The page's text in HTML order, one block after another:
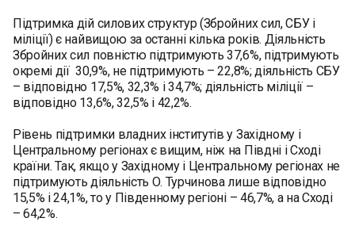
Підтримка дій силових структур (Збройних сил, СБУ і
міліції) є найвищою за останні кілька років. Діяльність
Збройних сил повністю підтримують 37,6%, підтримують
окремі дії 30,9%, не підтримують – 22,8%; діяльність СБУ
– відповідно 17,5%, 32,3% і 34,7%; діяльність міліції –
відповідно 13,6%, 32,5% і 42,2%.
Рівень підтримки владних інститутів у Західному і
Центральному регіонах є вищим, ніж на Півдні і Сході
країни. Так, якщо у Західному і Центральному регіонах не
підтримують діяльність О. Турчинова лише відповідно
15,5% і 24,1%, то у Південному регіоні – 46,7%, а на Сході
– 64,2%.